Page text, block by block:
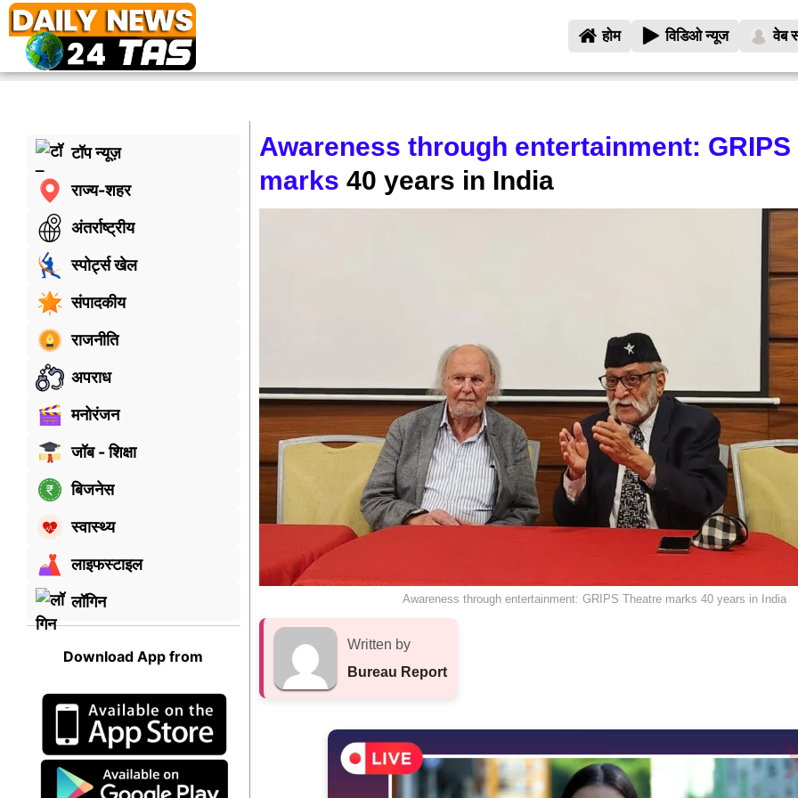
होम विडिओ न्यूज वेब
टॉप न्यूज़
राज्य-शहर
अंतर्राष्ट्रीय
स्पोर्ट्स खेल
संपादकीय
राजनीति
अपराध
मनोरंजन
जॉब - शिक्षा
बिजनेस
स्वास्थ्य
लाइफस्टाइल
लॉगिन
Download App from
Awareness through entertainment: GRIPS
marks 40 years in India
Awareness through entertainment: GRIPS Theatre marks 40 years in India
Written by
Bureau Report